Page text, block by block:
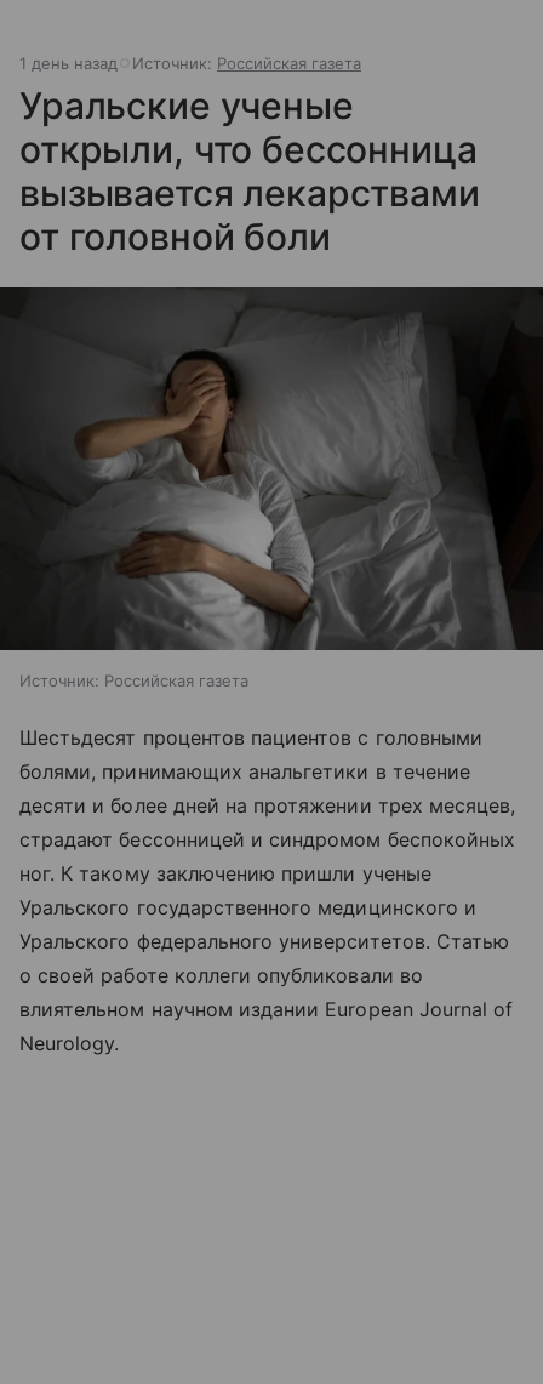
1 день назад Источник: Российская газета
Уральские ученые
открыли, что бессонница
вызывается лекарствами
от головной боли
Источник: Российская газета
Шестьдесят процентов пациентов с головными
болями, принимающих анальгетики в течение
десяти и более дней на протяжении трех месяцев,
страдают бессонницей и синдромом беспокойных
ног. К такому заключению пришли ученые
Уральского государственного медицинского и
Уральского федерального университетов. Статью
о своей работе коллеги опубликовали во
влиятельном научном издании European Journal of
Neurology.